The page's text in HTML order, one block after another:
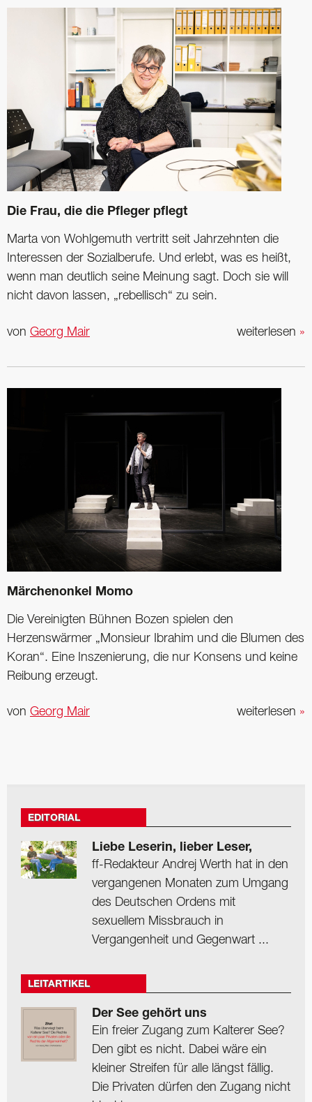
Die Frau, die die Pfleger pflegt
Marta von Wohlgemuth vertritt seit Jahrzehnten die
Interessen der Sozialberufe. Und erlebt, was es heißt,
wenn man deutlich seine Meinung sagt. Doch sie will
nicht davon lassen, „rebellisch“ zu sein.
weiterlesen »
von Georg Mair
Märchenonkel Momo
Die Vereinigten Bühnen Bozen spielen den
Herzenswärmer „Monsieur Ibrahim und die Blumen des
Koran“. Eine Inszenierung, die nur Konsens und keine
Reibung erzeugt.
weiterlesen »
von Georg Mair
EDITORIAL
Liebe Leserin, lieber Leser,
ff-Redakteur Andrej Werth hat in den
vergangenen Monaten zum Umgang
des Deutschen Ordens mit
sexuellem Missbrauch in
Vergangenheit und Gegenwart ...
LEITARTIKEL
Der See gehört uns
Ein freier Zugang zum Kalterer See?
Den gibt es nicht. Dabei wäre ein
kleiner Streifen für alle längst fällig.
Die Privaten dürfen den Zugang nicht